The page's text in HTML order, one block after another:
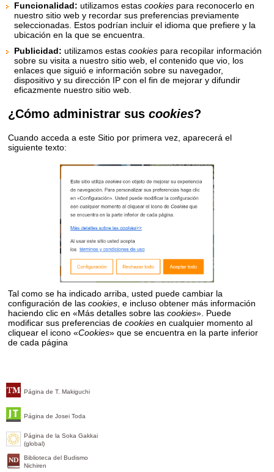
Página de T. Makiguchi
Página de Josei Toda
Página de la Soka Gakkai
(global)
Biblioteca del Budismo
Nichiren
Funcionalidad: utilizamos estascookies para reconocerlo en
nuestro sitio web y recordar sus preferencias previamente
seleccionadas. Estos podrían incluir el idioma que prefiere y la
ubicación en la que se encuentra.
Publicidad: utilizamos estascookies para recopilar información
sobre su visita a nuestro sitio web, el contenido que vio, los
enlaces que siguió e información sobre su navegador,
dispositivo y su dirección IP con el fin de mejorar y difundir
eficazmente nuestro sitio web.
¿Cómo administrar suscookies?
Cuando acceda a este Sitio por primera vez, aparecerá el
siguiente texto:
Tal como se ha indicado arriba, usted puede cambiar la
configuración de lascookies , e incluso obtener más información
haciendo clic en «Más detalles sobre lascookies». Puede
modificar sus preferencias decookies en cualquier momento al
cliquear el icono «Cookies» que se encuentra en la parte inferior
de cada página